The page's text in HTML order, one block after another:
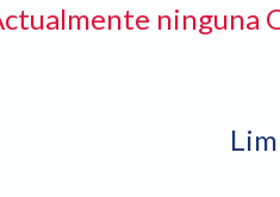
ninguna